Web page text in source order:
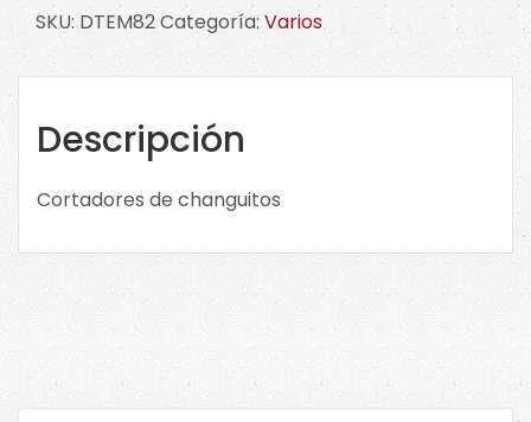
DTEM82
cantidad
SKU: DTEM82Categoría:Varios
Descripción
Cortadores de changuitos